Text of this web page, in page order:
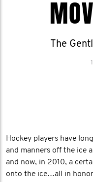
The
Hockey players have
and manners off the ice
and now, in 2010, a
onto the ice…all in